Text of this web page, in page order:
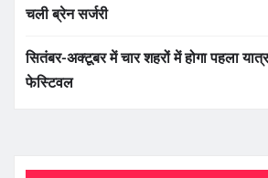
चली ब्रेन सर्जरी
सितंबर-अक्टूबर में चार शहरों में होगा पहला
फेस्टिवल